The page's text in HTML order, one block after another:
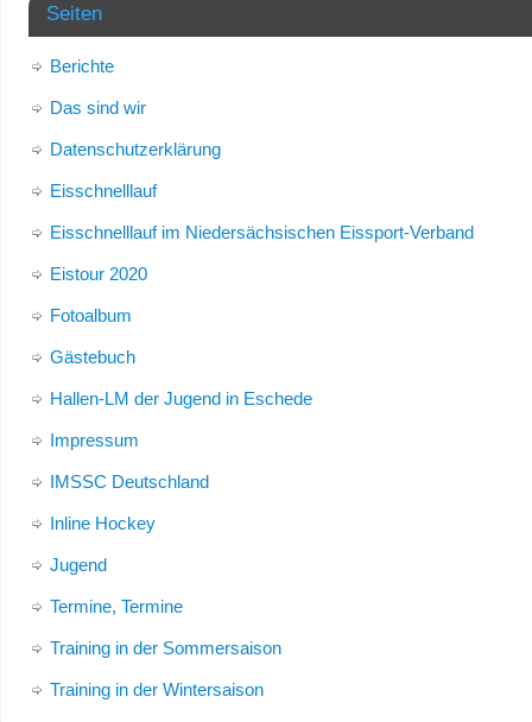
Seiten
Berichte
Das sind wir
Datenschutzerklärung
Eisschnelllauf
Eisschnelllauf im Niedersächsischen Eissport-Verband
Eistour 2020
Fotoalbum
Gästebuch
Hallen-LM der Jugend in Eschede
Impressum
IMSSC Deutschland
Inline Hockey
Jugend
Termine, Termine
Training in der Sommersaison
Training in der Wintersaison